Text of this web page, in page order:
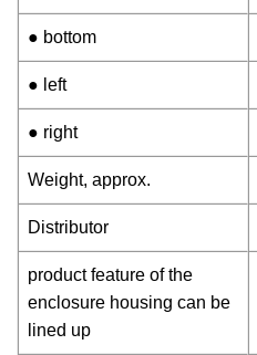
● bottom
● left
● right
Weight, approx.
Distributor
product feature of the
enclosure housing can be
lined up